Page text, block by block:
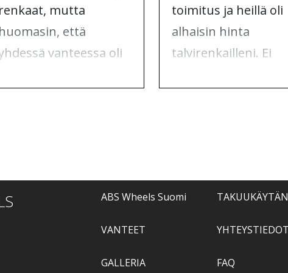
renkaat, mutta
huomasin, että
vanteessa oli
toimitus ja heillä oli
alhaisin hinta
talvirenkailleni. Ei
ABS Wheels Suomi
VANTEET
GALLERIA
YHTEYSTIEDOT
FAQ